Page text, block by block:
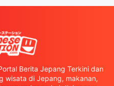
Berita Jepang Terkini dan
wisata di Jepang, makanan,